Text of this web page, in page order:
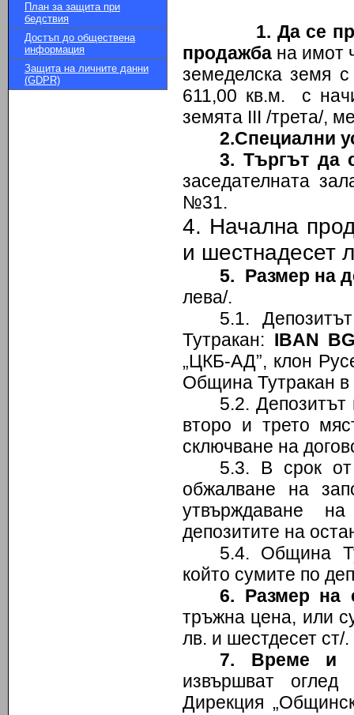
План за защита при
бедствия
Достъп до обществена
информация
Защита на личните данни
(GDPR)
1. Да се
продажба на имот
земеделска земя
611,00 кв.м. с
земята III /трета/,
2.Специални
3. Търгът да
заседателната
№31.
4. Начална
и шестнадесет
5. Размер на
лева/.
5.1.
Тутракан: IBAN
„ЦКБ-АД”, клон
Община Тутракан
5.2. Депозитът
второ и трето
сключване на
5.3. В срок
обжалване на
утвърждаване
депозитите на
5.4. Община
който сумите по
6. Размер на
тръжна цена, или
лв. и шестдесет ст/.
7. Време и
извършват
Дирекция